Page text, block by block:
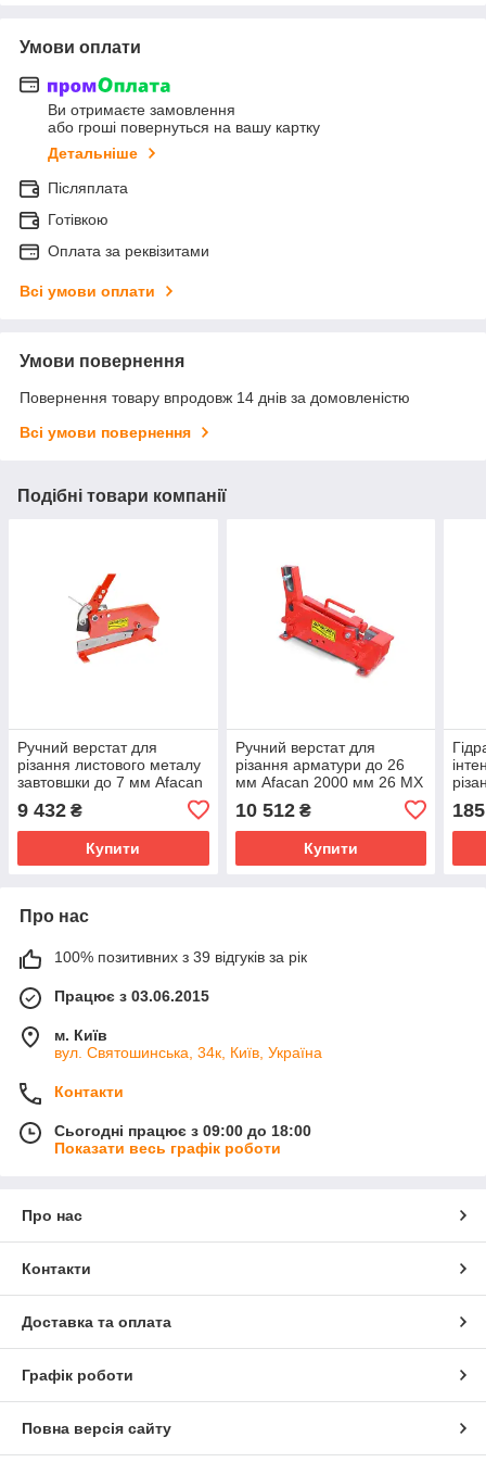
Умови оплати
Ви отримаєте замовлення
або гроші повернуться на вашу картку
Детальніше
Післяплата
Готівкою
Оплата за реквізитами
Всі умови оплати
Умови повернення
Повернення товару впродовж 14 днів за домовленістю
Всі умови повернення
Подібні товари компанії
Ручний верстат для
різання листового металу
завтовшки до 7 мм Afacan
9 432 ₴
Купити
Ручний верстат для
різання арматури до 26
мм Afacan 2000 мм 26 МX
10 512₴
Купити
Про нас
100% позитивних з 39 відгуків за рік
Працює з 03.06.2015
м. Київ
вул. Святошинська, 34к, Київ, Україна
Контакти
Сьогодні працює з 09:00 до 18:00
Показати весь графік роботи
Про нас
Контакти
Доставка та оплата
Графік роботи
Повна версія сайту